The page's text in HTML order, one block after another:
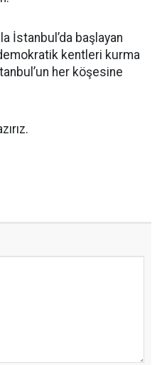
İstanbul’da başlayan
kentleri kurma
her köşesine